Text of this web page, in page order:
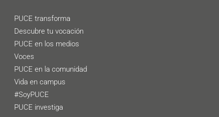
PUCE transforma
Descubre tu vocación
PUCE en los medios
Voces
PUCE en la comunidad
Vida en campus
#SoyPUCE
PUCE investiga